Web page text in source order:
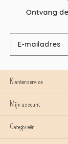
Ontvang
Klantenservice
Mijn account
Categorieën